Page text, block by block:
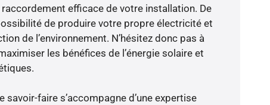
efficace de votre installation. De
de produire votre propre électricité et
de l’environnement. N’hésitez donc pas à
les bénéfices de l’énergie solaire et
savoir-faire s’accompagne d’une expertise